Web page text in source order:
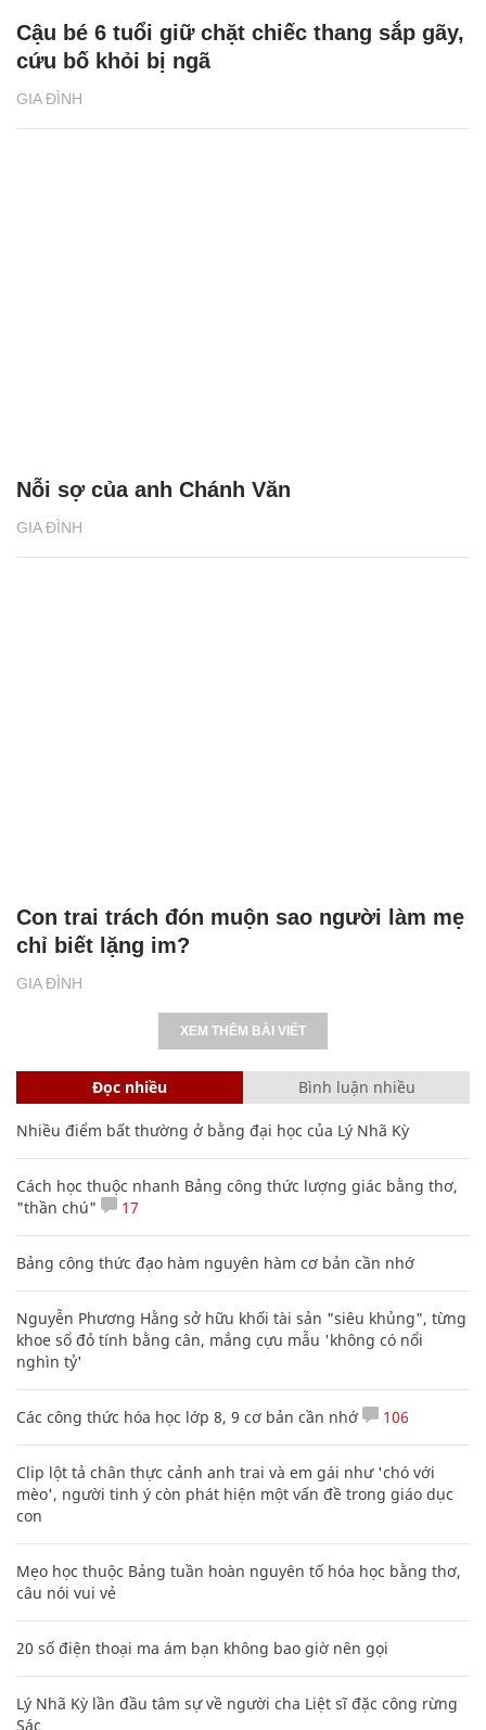
GIA ĐÌNH
Cậu bé 6 tuổi giữ chặt chiếc thang sắp gãy,
cứu bố khỏi bị ngã
GIA ĐÌNH
Nỗi sợ của anh Chánh Văn
GIA ĐÌNH
Con trai trách đón muộn sao người làm mẹ
chỉ biết lặng im?
XEM THÊM BÀI VIẾT
Đọc nhiều Bình luận nhiều
Nhiều điểm bất thường ở bằng đại học của Lý Nhã Kỳ
Cách học thuộc nhanh Bảng công thức lượng giác bằng thơ,
"thần chú"
17
Bảng công thức đạo hàm nguyên hàm cơ bản cần nhớ
Nguyễn Phương Hằng sở hữu khối tài sản "siêu khủng", từng
khoe sổ đỏ tính bằng cân, mắng cựu mẫu 'không có nổi
nghìn tỷ'
Các công thức hóa học lớp 8, 9 cơ bản cần nhớ 106
Clip lột tả chân thực cảnh anh trai và em gái như 'chó với
mèo', người tinh ý còn phát hiện một vấn đề trong giáo dục
con
Mẹo học thuộc Bảng tuần hoàn nguyên tố hóa học bằng thơ,
câu nói vui vẻ
20 số điện thoại ma ám bạn không bao giờ nên gọi
Lý Nhã Kỳ lần đầu tâm sự về người cha Liệt sĩ đặc công rừng
Sác